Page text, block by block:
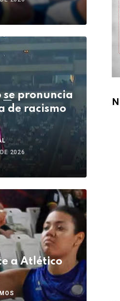
pronuncia
de racismo
2026
a Atlético